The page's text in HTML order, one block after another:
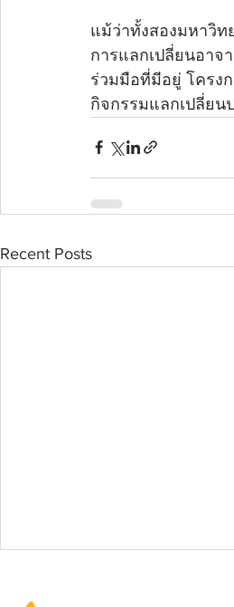
แม้ว่าทั้งสองมหาวิท
การแลกเปลี่ยนอาจ
ร่วมมือที่มีอยู่ โครง
กิจกรรมแลกเปลี่ย
Recent Posts